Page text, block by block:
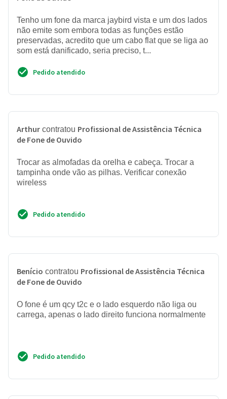
Tenho um fone da marca jaybird vista e um dos lados
não emite som embora todas as funções estão
preservadas, acredito que um cabo flat que se liga ao
som está danificado, seria preciso, t...
Pedido atendido
Arthur contratou Profissional de Assistência Técnica
de Fone de Ouvido
Trocar as almofadas da orelha e cabeça. Trocar a
tampinha onde vão as pilhas. Verificar conexão
wireless
Pedido atendido
Benício contratou Profissional de Assistência Técnica
de Fone de Ouvido
O fone é um qcy t2c e o lado esquerdo não liga ou
carrega, apenas o lado direito funciona normalmente
Pedido atendido